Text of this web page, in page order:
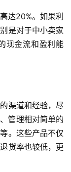
达20%。如果利
是对于中小卖家
现金流和盈利能
渠道和经验，尽
管理相对简单的
。这些产品不仅
货率也较低，更